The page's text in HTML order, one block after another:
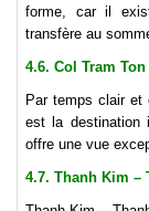
forme, car il
transfère au
4.6. Col Tram Ton
Par temps clair et
est la destination
offre une vue
4.7. Thanh Kim –